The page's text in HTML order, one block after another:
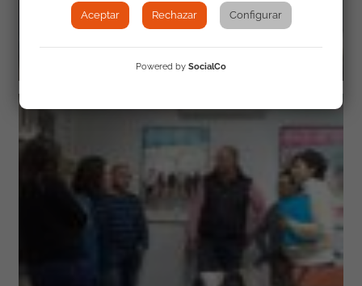
Aceptar Rechazar Configurar
Powered by SocialCo